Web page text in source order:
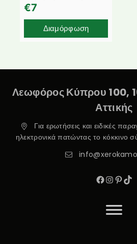
€7
Διαμόρφωση
Λεωφόρος Κύπρου 100,
Αττικής
Για ερωτήσεις και ειδικές
ηλεκτρονικά πατώντας το κόκκινο